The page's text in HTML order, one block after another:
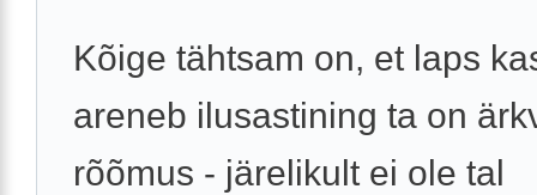
Kõige tähtsam on, et laps
areneb ilusastining ta on
rõõmus - järelikult ei ole tal